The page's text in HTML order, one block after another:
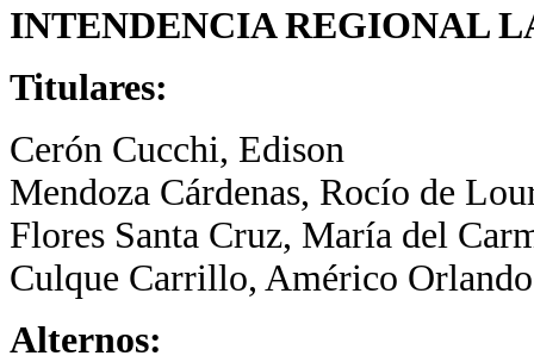
INTENDENCIA REGIONAL
Titulares:
Cerón Cucchi, Edison
Mendoza Cárdenas, Rocío de
Flores Santa Cruz, María del
Culque Carrillo, Américo Orlando
Alternos: